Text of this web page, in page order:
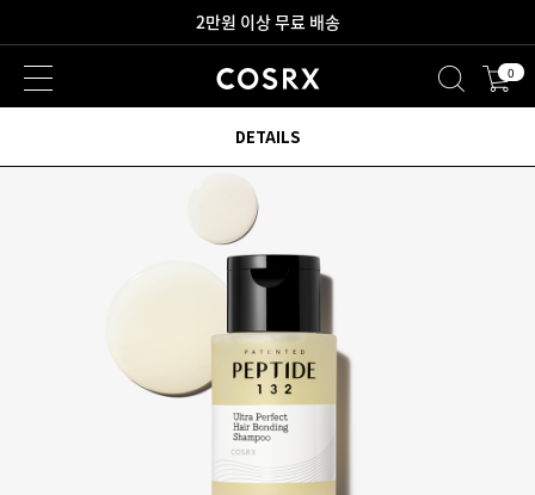
새로워진 회원 혜택을 만나보세요!
2만원 이상 무료 배송 0
DETAILS